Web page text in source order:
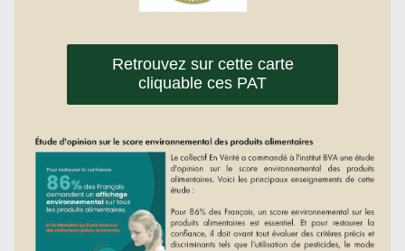
Retrouvez sur cette carte
cliquable ces PAT